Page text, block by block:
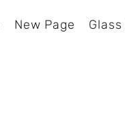
New Page Glass